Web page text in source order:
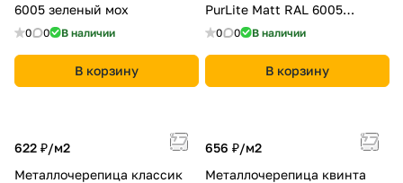
6005 зеленый мох
0 0 В наличии
В корзину
PurLite Мatt RAL 6005
зеленый мох
0 0 В наличии
В корзину
622 ₽/м2
Металлочерепица классик
656 ₽/м2
Металлочерепица квинта